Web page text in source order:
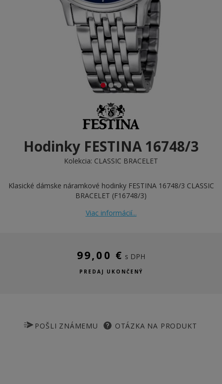
Hodinky FESTINA 16748/3
Kolekcia: CLASSIC BRACELET
Klasické dámske náramkové hodinky FESTINA 16748/3 CLASSIC
BRACELET (F16748/3)
Viac informácií...
99,00 € s DPH
PREDAJ UKONČENÝ
POŠLI ZNÁMEMU OTÁZKA NA PRODUKT